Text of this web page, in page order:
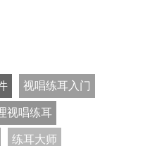
视唱练耳入门
视唱练耳
练耳大师